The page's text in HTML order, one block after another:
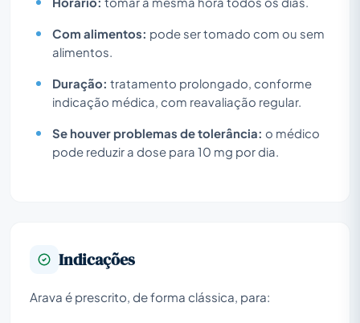
Com alimentos: pode ser tomado com ou sem
alimentos.
Duração: tratamento prolongado, conforme
indicação médica, com reavaliação regular.
Se houver problemas de tolerância: o médico
pode reduzir a dose para 10 mg por dia.
Indicações
Arava é prescrito, de forma clássica, para: